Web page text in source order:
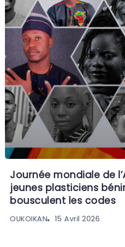
Journée mondiale de
jeunes plasticiens
bousculent les codes
OUKOIKAN 15 Avril 2026